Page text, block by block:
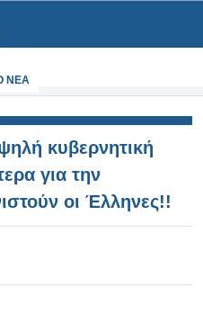
NEA
κυβερνητική
για την
οι Έλληνες!!